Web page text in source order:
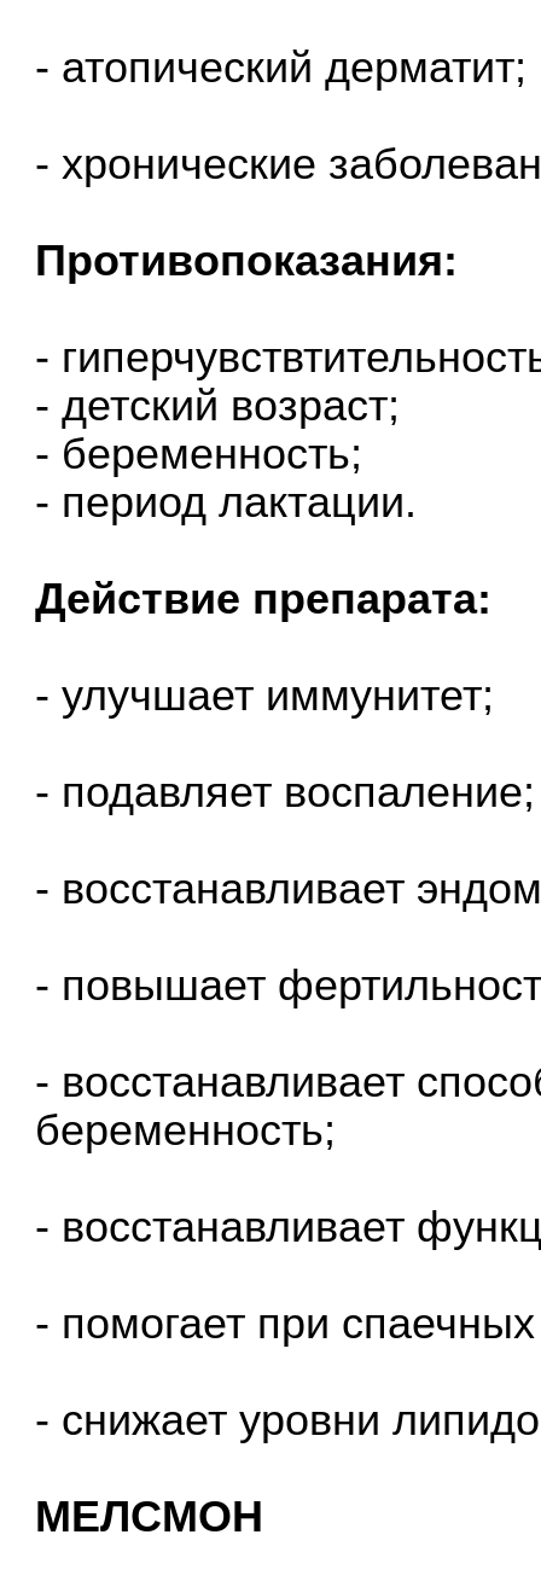
- атопический дерматит;
- хронические
Противопоказания:
-
- детский возраст;
- беременность;
- период лактации.
Действие препарата:
- улучшает иммунитет;
- подавляет воспаление;
- восстанавливает
- повышает
- восстанавливает
беременность;
- восстанавливает
- помогает при
- снижает уровни
МЕЛСМОН